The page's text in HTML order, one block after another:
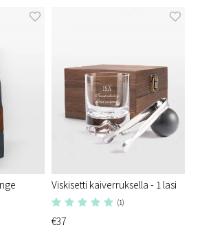
Viskisetti kaiverruksella - 1 lasi
(1)
€37